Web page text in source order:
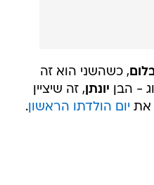
, כשהשני הוא זה
- הבן יונתן, זה שיציין
את יום הולדתו הראשון.